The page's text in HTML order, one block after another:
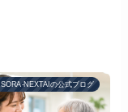
SORA-NEXTAIの公式ブログ